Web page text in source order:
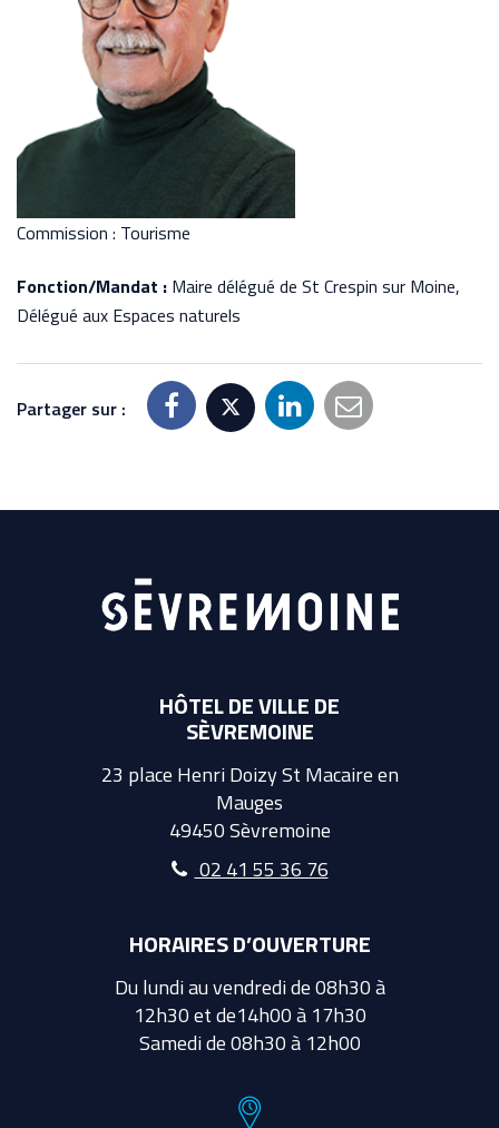
Commission : Tourisme
Fonction/Mandat : Maire délégué de St Crespin sur Moine,
Délégué aux Espaces naturels
Partager sur :
HÔTEL DE VILLE DE
SÈVREMOINE
23 place Henri Doizy St Macaire en
Mauges
49450 Sèvremoine
02 41 55 36 76
HORAIRES D’OUVERTURE
Du lundi au vendredi de 08h30 à
12h30 et de14h00 à 17h30
Samedi de 08h30 à 12h00